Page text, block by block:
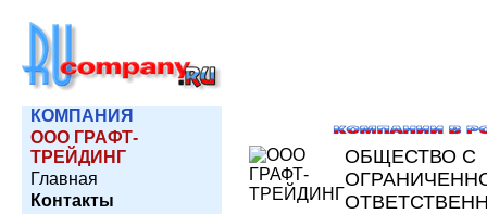
КОМПАНИЯ
ООО ГРАФТ-
ТРЕЙДИНГ
Главная
Контакты
ОБЩЕСТВО С